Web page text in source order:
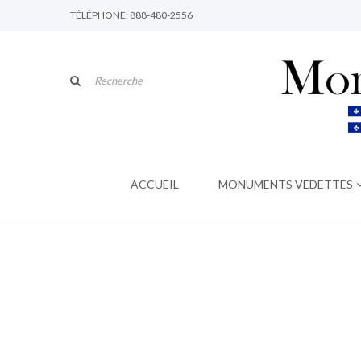
TÉLÉPHONE: 888-480-2556
ACCUEIL MONUMENTS VEDETTES